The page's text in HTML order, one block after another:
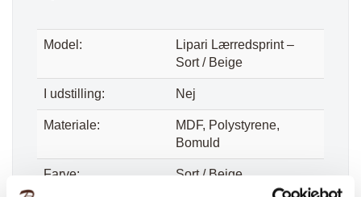
Model:
Lipari Lærredsprint –
Sort / Beige
I udstilling: Nej
Materiale:
MDF, Polystyrene,
Bomuld
Farve: Sort / Beige